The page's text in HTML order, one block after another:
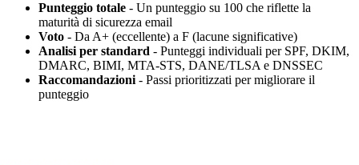
Punteggio totale - Un punteggio su 100 che riflette la
maturità di sicurezza email
Voto - Da A+ (eccellente) a F (lacune significative)
Analisi per standard - Punteggi individuali per SPF, DKIM,
DMARC, BIMI, MTA-STS, DANE/TLSA e DNSSEC
Raccomandazioni - Passi prioritizzati per migliorare il
punteggio